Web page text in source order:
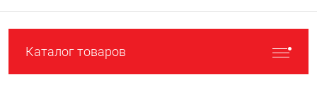
Каталог товаров